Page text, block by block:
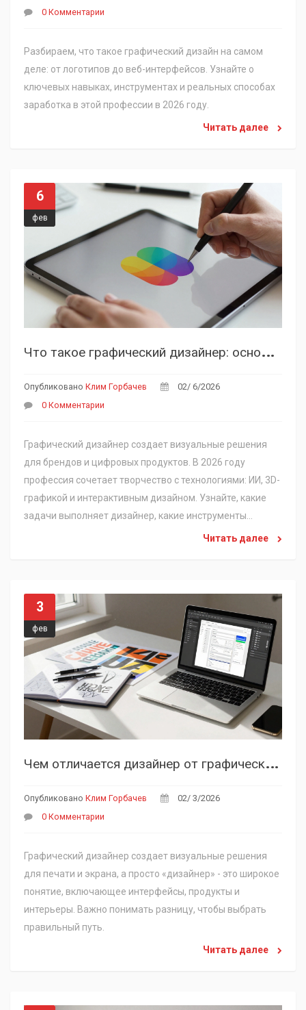
0 Комментарии
Разбираем, что такое графический дизайн на самом
деле: от логотипов до веб-интерфейсов. Узнайте о
ключевых навыках, инструментах и реальных способах
заработка в этой профессии в 2026 году.
Читать далее
6
фев
Ч
то такое графический дизайнер: основы профессии и современные тренды 2026
Опубликовано Клим Горбачев
02/ 6/2026
0 Комментарии
Графический дизайнер создает визуальные решения
для брендов и цифровых продуктов. В 2026 году
профессия сочетает творчество с технологиями: ИИ, 3D-
графикой и интерактивным дизайном. Узнайте, какие
задачи выполняет дизайнер, какие инструменты
использует и как развивается эта сфера.Читать далее
3
фев
Ч
ем отличается дизайнер от графического дизайнера?
Опубликовано Клим Горбачев
02/ 3/2026
0 Комментарии
Графический дизайнер создает визуальные решения
для печати и экрана, а просто «дизайнер» - это широкое
понятие, включающее интерфейсы, продукты и
интерьеры. Важно понимать разницу, чтобы выбрать
правильный путь.
Читать далее